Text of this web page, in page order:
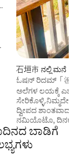
石垣市 ನಲ್ಲಿ ಮನೆ
ಓಷನ್ ರಿದಮ್「波音
ಅಲೆಗಳ ಲಯಕ್ಕೆ
ಸೇರಿಕೊಳ್ಳಿ.ನಿಮ್ಮದೇ
ದ್ವೀಪದ ಶಾಂತವಾದ
ನಮಿಯೊಟೊ, ದಿನಕ್ಕೆ
ಖಾಸಗಿ
ನೋಡುವ
ನೋಟವು ನಿಮ್ಮ ಮುಂದೆ
ಬಾಡಿಗೆ